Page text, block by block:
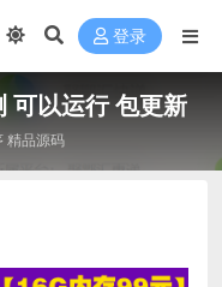
登录
可以运行 包更新
精品源码